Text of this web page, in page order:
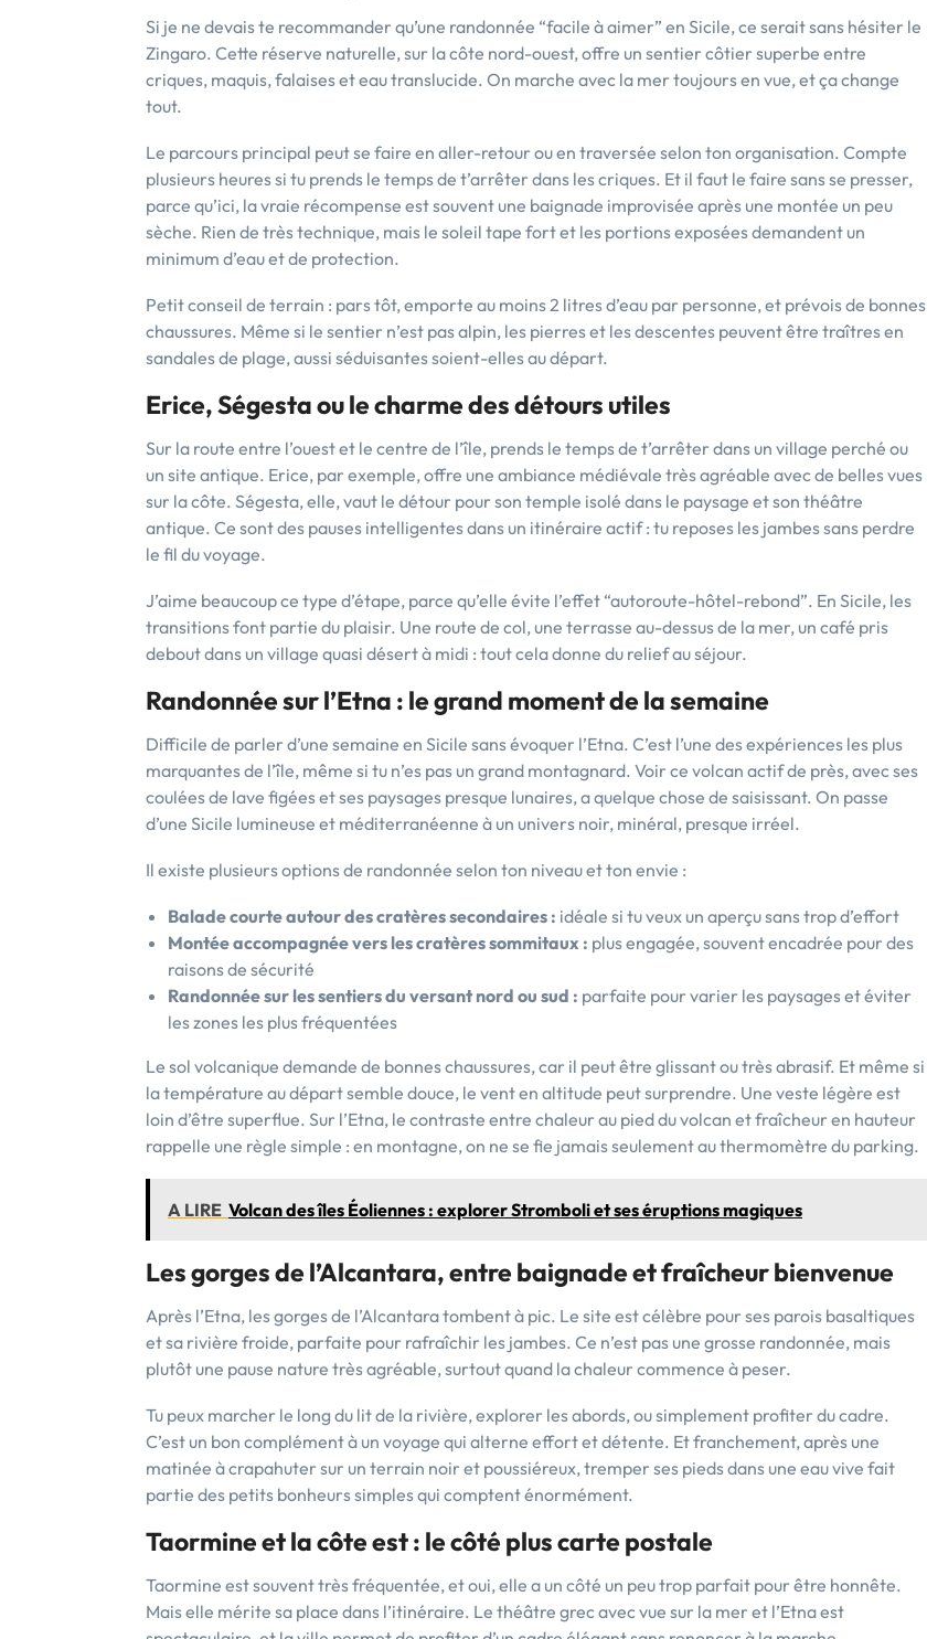
Si je ne devais te recommander qu’une randonnée “facile à aimer” en Sicile, ce serait sans hésiter le
Zingaro. Cette réserve naturelle, sur la côte nord-ouest, offre un sentier côtier superbe entre
criques, maquis, falaises et eau translucide. On marche avec la mer toujours en vue, et ça change
tout.
Le parcours principal peut se faire en aller-retour ou en traversée selon ton organisation. Compte
plusieurs heures si tu prends le temps de t’arrêter dans les criques. Et il faut le faire sans se presser,
parce qu’ici, la vraie récompense est souvent une baignade improvisée après une montée un peu
sèche. Rien de très technique, mais le soleil tape fort et les portions exposées demandent un
minimum d’eau et de protection.
Petit conseil de terrain : pars tôt, emporte au moins 2 litres d’eau par personne, et prévois de bonnes
chaussures. Même si le sentier n’est pas alpin, les pierres et les descentes peuvent être traîtres en
sandales de plage, aussi séduisantes soient-elles au départ.
Erice, Ségesta ou le charme des détours utiles
Sur la route entre l’ouest et le centre de l’île, prends le temps de t’arrêter dans un village perché ou
un site antique. Erice, par exemple, offre une ambiance médiévale très agréable avec de belles vues
sur la côte. Ségesta, elle, vaut le détour pour son temple isolé dans le paysage et son théâtre
antique. Ce sont des pauses intelligentes dans un itinéraire actif : tu reposes les jambes sans perdre
le fil du voyage.
J’aime beaucoup ce type d’étape, parce qu’elle évite l’effet “autoroute-hôtel-rebond”. En Sicile, les
transitions font partie du plaisir. Une route de col, une terrasse au-dessus de la mer, un café pris
debout dans un village quasi désert à midi : tout cela donne du relief au séjour.
Randonnée sur l’Etna : le grand moment de la semaine
Difficile de parler d’une semaine en Sicile sans évoquer l’Etna. C’est l’une des expériences les plus
marquantes de l’île, même si tu n’es pas un grand montagnard. Voir ce volcan actif de près, avec ses
coulées de lave figées et ses paysages presque lunaires, a quelque chose de saisissant. On passe
d’une Sicile lumineuse et méditerranéenne à un univers noir, minéral, presque irréel.
Il existe plusieurs options de randonnée selon ton niveau et ton envie :
Balade courte autour des cratères secondaires : idéale si tu veux un aperçu sans trop d’effort
Montée accompagnée vers les cratères sommitaux : plus engagée, souvent encadrée pour des
raisons de sécurité
Randonnée sur les sentiers du versant nord ou sud : parfaite pour varier les paysages et éviter
les zones les plus fréquentées
Le sol volcanique demande de bonnes chaussures, car il peut être glissant ou très abrasif. Et même si
la température au départ semble douce, le vent en altitude peut surprendre. Une veste légère est
loin d’être superflue. Sur l’Etna, le contraste entre chaleur au pied du volcan et fraîcheur en hauteur
rappelle une règle simple : en montagne, on ne se fie jamais seulement au thermomètre du parking.
A LIRE Volcan des îles Éoliennes : explorer Stromboli et ses éruptions magiques
Les gorges de l’Alcantara, entre baignade et fraîcheur bienvenue
Après l’Etna, les gorges de l’Alcantara tombent à pic. Le site est célèbre pour ses parois basaltiques
et sa rivière froide, parfaite pour rafraîchir les jambes. Ce n’est pas une grosse randonnée, mais
plutôt une pause nature très agréable, surtout quand la chaleur commence à peser.
Tu peux marcher le long du lit de la rivière, explorer les abords, ou simplement profiter du cadre.
C’est un bon complément à un voyage qui alterne effort et détente. Et franchement, après une
matinée à crapahuter sur un terrain noir et poussiéreux, tremper ses pieds dans une eau vive fait
partie des petits bonheurs simples qui comptent énormément.
Taormine et la côte est : le côté plus carte postale
Taormine est souvent très fréquentée, et oui, elle a un côté un peu trop parfait pour être honnête.
Mais elle mérite sa place dans l’itinéraire. Le théâtre grec avec vue sur la mer et l’Etna est